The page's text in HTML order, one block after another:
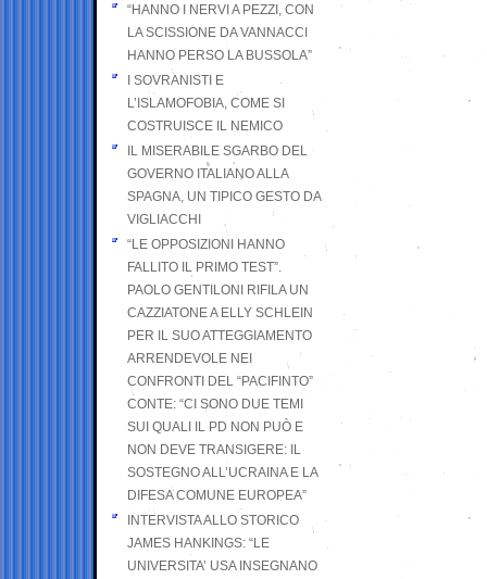
“HANNO I NERVI A PEZZI, CON
LA SCISSIONE DA VANNACCI
HANNO PERSO LA BUSSOLA”
I SOVRANISTI E
L’ISLAMOFOBIA, COME SI
COSTRUISCE IL NEMICO
IL MISERABILE SGARBO DEL
GOVERNO ITALIANO ALLA
SPAGNA, UN TIPICO GESTO DA
VIGLIACCHI
“LE OPPOSIZIONI HANNO
FALLITO IL PRIMO TEST”.
PAOLO GENTILONI RIFILA UN
CAZZIATONE A ELLY SCHLEIN
PER IL SUO ATTEGGIAMENTO
ARRENDEVOLE NEI
CONFRONTI DEL “PACIFINTO”
CONTE: “CI SONO DUE TEMI
SUI QUALI IL PD NON PUÒ E
NON DEVE TRANSIGERE: IL
SOSTEGNO ALL’UCRAINA E LA
DIFESA COMUNE EUROPEA”
INTERVISTA ALLO STORICO
JAMES HANKINGS: “LE
UNIVERSITA’ USA INSEGNANO